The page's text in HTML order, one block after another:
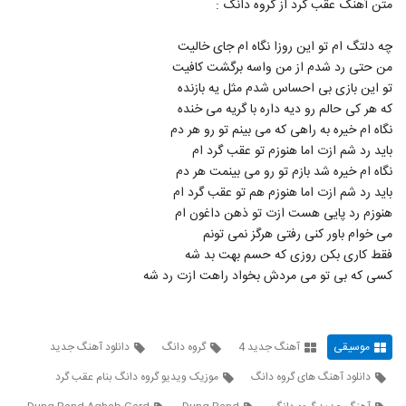
5677
5678
دانلود آهنگ دور شدی از مجتبی اسماعیلی به
همراه متن ترانه
۲۴۹ بازدید
5679
Alireza Beyrami Negah
۲۳۹ بازدید
5680
دانلود آهنگ جدید و زیبای محمد شفیعی با نام
آغوش آسمان
۲۸۰ بازدید
دانلود آهنگ هومن جوادی ای جان دلم
آهنگ حمید خسروی بنام پرواز ممنوع
متن آهنگ عقب گرد از گروه دانگ :
چه دلتگ ام تو این روزا نگاه ام جای خالیت
من حتی رد شدم از من واسه برگشت کافیت
تو این بازی بی احساس شدم مثل یه بازنده
که هر کی حالم رو دیه داره با گریه می خنده
نگاه ام خیره به راهی که می بینم تو رو هر دم
باید رد شم ازت اما هنوزم تو عقب گرد ام
نگاه ام خیره شد بازم تو رو می بینمت هر دم
باید رد شم ازت اما هنوزم هم تو عقب گرد ام
هنوزم رد پایی هست ازت تو ذهن داغون ام
می خوام باور کنی رفتی هرگز نمی تونم
فقط کاری بکن روزی که حسم بهت بد شه
کسی که بی تو می مردش بخواد راهت ازت رد شه
موسیقی آهنگ جدید 4 گروه دانگ
دانلود آهنگ جدید
دانلود آهنگ های گروه دانگ
موزیک ویدیو گروه دانگ بنام عقب گرد